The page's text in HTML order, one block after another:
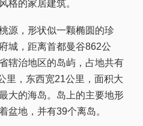
格的家居建筑。
源，形状似一颗椭圆的珍
城，距离首都曼谷862公
辖治地区的岛屿，占地共有
里，东西宽21公里，面积大
大的海岛。岛上的主要地形
盆地，并有39个离岛。